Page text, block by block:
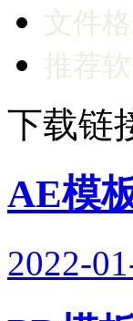
文件
推荐
下载链
AE模
2022-